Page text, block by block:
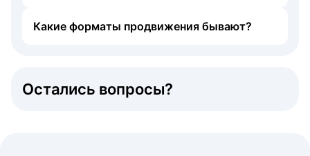
Какие форматы продвижения бывают?
Остались вопросы?